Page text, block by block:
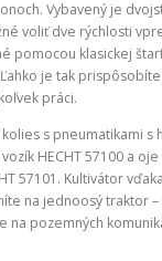
Vybavený je
voliť dve rýchlosti
pomocou klasickej
je tak
práci.
s pneumatikami s
vozík HECHT 57100 a
57101. Kultivátor
na jednoosý traktor
na pozemných